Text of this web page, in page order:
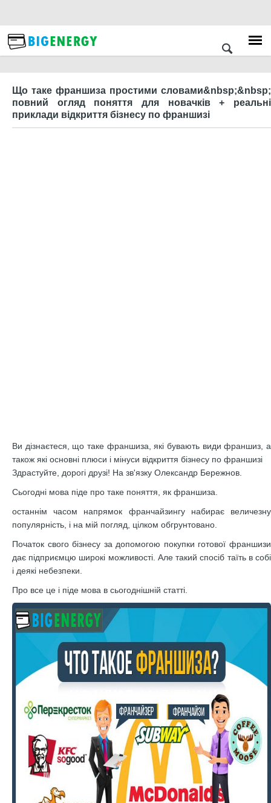
Що таке франшиза простими словами&nbsp;&nbsp;
повний огляд поняття для новачків + реальні
приклади відкриття бізнесу по франшизі
Ви дізнаєтеся, що таке франшиза, які бувають види франшиз, а
також які основні плюси і мінуси відкриття бізнесу по франшизі
Здрастуйте, дорогі друзі! На зв'язку Олександр Бережнов.
Сьогодні мова піде про таке поняття, як франшиза.
останнім часом напрямок франчайзингу набирає величезну
популярність, і на мій погляд, цілком обгрунтовано.
Початок свого бізнесу за допомогою покупки готової франшизи
дає підприємцю широкі можливості. Але такий спосіб таїть в собі
і деякі небезпеки.
Про все це і піде мова в сьогоднішній статті.